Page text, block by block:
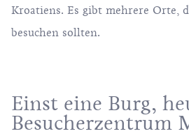
Kroatiens. Es gibt mehrere Orte,
besuchen sollten.
Einst eine Burg,
Besucherzentrum